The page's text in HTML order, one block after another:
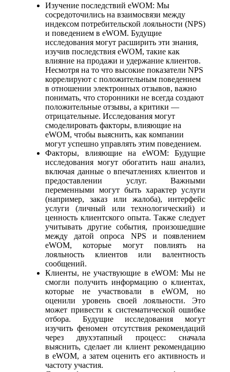
Изучение последствий eWOM: Мы
сосредоточились на взаимосвязи между
индексом потребительской лояльности (NPS)
и поведением в eWOM. Будущие
исследования могут расширить эти знания,
изучив последствия eWOM, такие как
влияние на продажи и удержание клиентов.
Несмотря на то что высокие показатели NPS
коррелируют с положительным поведением
в отношении электронных отзывов, важно
понимать, что сторонники не всегда создают
положительные отзывы, а критики —
отрицательные. Исследования могут
смоделировать факторы, влияющие на
eWOM, чтобы выяснить, как компании
могут успешно управлять этим поведением.
Факторы, влияющие на eWOM: Будущие
исследования могут обогатить наш анализ,
включая данные о впечатлениях клиентов и
предоставлении услуг. Важными
переменными могут быть характер услуги
(например, заказ или жалоба), интерфейс
услуги (личный или технологический) и
ценность клиентского опыта. Также следует
учитывать другие события, произошедшие
между датой опроса NPS и появлением
eWOM, которые могут повлиять на
лояльность клиентов или валентность
сообщений.
Клиенты, не участвующие в eWOM: Мы не
смогли получить информацию о клиентах,
которые не участвовали в eWOM, но
оценили уровень своей лояльности. Это
может привести к систематической ошибке
отбора. Будущие исследования могут
изучить феномен отсутствия рекомендаций
через двухэтапный процесс: сначала
выяснить, сделает ли клиент рекомендацию
в eWOM, а затем оценить его активность и
частоту участия.